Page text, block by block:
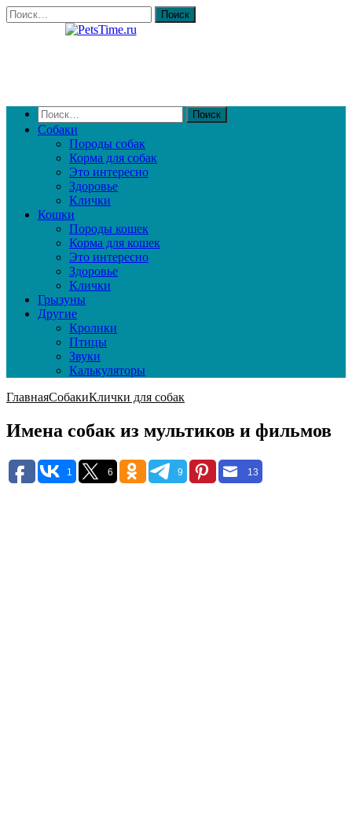
Собаки
Породы собак
Корма для собак
Это интересно
Здоровье
Клички
Кошки
Породы кошек
Корма для кошек
Это интересно
Здоровье
Клички
Грызуны
Другие
Кролики
Птицы
Звуки
Калькуляторы
ГлавнаяСобакиКлички для собак
Имена собак из мультиков и фильмов
1 6 9 13